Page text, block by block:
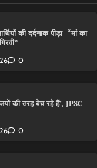
की दर्दनाक पीड़ा- “मां का
0
की तरह बेच रहे हैं’, JPSC-
0